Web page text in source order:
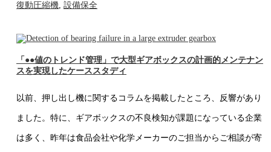
復動圧縮機, 設備保全
「●●値のトレンド管理」で大型ギアボックスの計画的メンテナン
スを実現したケーススタディ
以前、押し出し機に関するコラムを掲載したところ、反響があり
ました。特に、ギアボックスの不良検知が課題になっている企業
は多く、昨年は食品会社や化学メーカーのご担当からご相談が寄